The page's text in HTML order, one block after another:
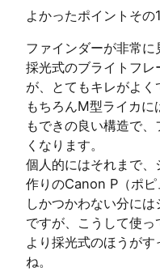
よかったポイントその1
ファインダーが非常に
採光式のブライトフ
が、とてもキレがよく
もちろんM型ライカに
もできの良い構造で
くなります。
個人的にはそれまで
作りのCanon P（ポ
しかつかわない分に
ですが、こうして使
より採光式のほうが
ね。